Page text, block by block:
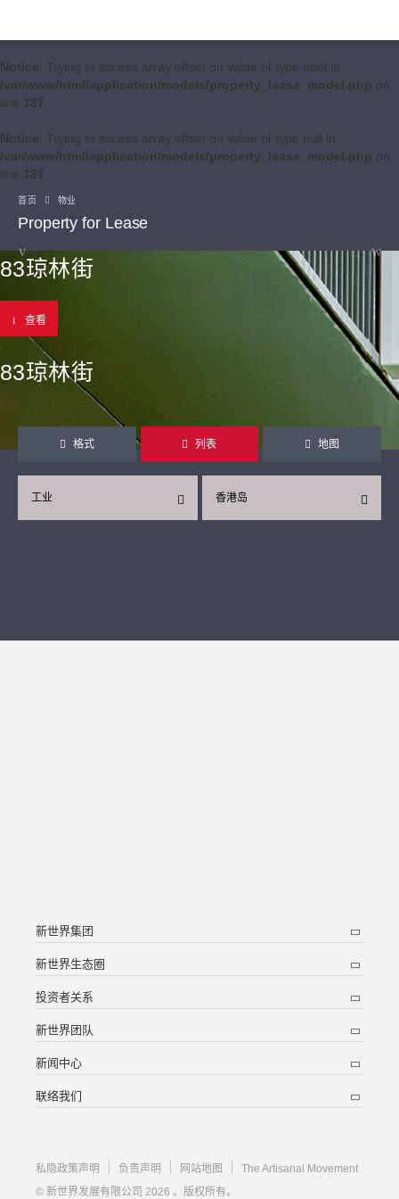
Notice: Trying to access array offset on value of type bool in
/var/www/html/application/models/property_lease_model.php on
line 137
Notice: Trying to access array offset on value of type null in
/var/www/html/application/models/property_lease_model.php on
line 137
首页 物业
Property for Lease
83琼林街
查看
83琼林街
格式 列表 地图
香港岛
工业
新世界集团
新世界生态圈
投资者关系
新世界团队
新闻中心
联络我们
私隐政策声明 负责声明 网站地图
The Artisanal Movement
© 新世界发展有限公司 2026 。版权所有。